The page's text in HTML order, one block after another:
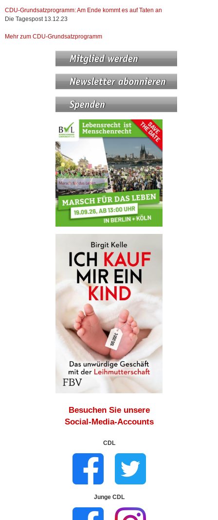
CDU-Grundsatzprogramm: Am Ende kommt es auf Taten an
Die Tagespost 13.12.23
Mehr zum CDU-Grundsatzprogramm
Besuchen Sie unsere
Social-Media-Accounts
CDL
Junge CDL